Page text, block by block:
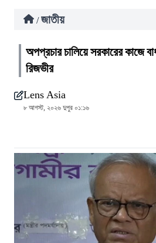
/ জাতীয়
অপপ্রচার চালিয়ে সরকারের কাজে
রিজভীর
Lens Asia
৮ আগস্ট, ২০২৬ দুপুর ০১:১৬